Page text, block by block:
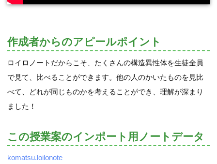
作成者からのアピールポイント
ロイロノートだからこそ、たくさんの構造異性体を生徒全員
で見て、比べることができます。他の人のかいたものを見比
べて、どれが同じものかを考えることができ、理解が深まり
ました！
この授業案のインポート用ノートデータ
komatsu.loilonote